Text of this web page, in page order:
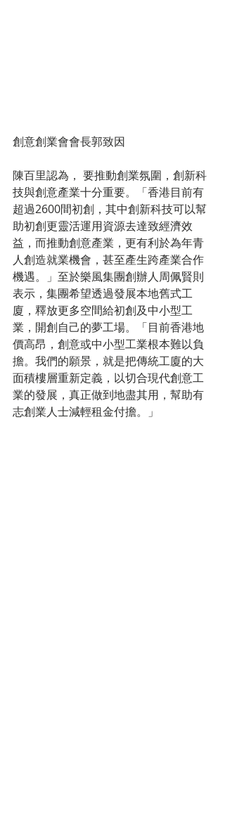
創意創業會會長郭致因
陳百里認為， 要推動創業氛圍，創新科
技與創意產業十分重要。「香港目前有
超過2600間初創，其中創新科技可以幫
助初創更靈活運用資源去達致經濟效
益，而推動創意產業，更有利於為年青
人創造就業機會，甚至產生跨產業合作
機遇。」至於樂風集團創辦人周佩賢則
表示，集團希望透過發展本地舊式工
廈，釋放更多空間給初創及中小型工
業，開創自己的夢工場。「目前香港地
價高昂，創意或中小型工業根本難以負
擔。我們的願景，就是把傳統工廈的大
面積樓層重新定義，以切合現代創意工
業的發展，真正做到地盡其用，幫助有
志創業人士減輕租金付擔。」